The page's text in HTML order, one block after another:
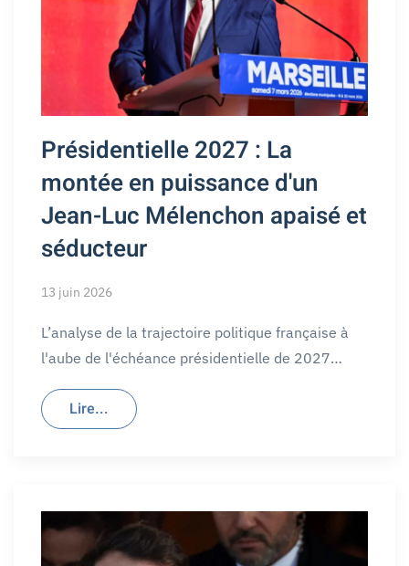
Présidentielle 2027 : La
montée en puissance d'un
Jean-Luc Mélenchon apaisé et
séducteur
13 juin 2026
L’analyse de la trajectoire politique française à
l'aube de l'échéance présidentielle de 2027…
Lire...